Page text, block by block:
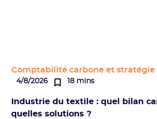
Comptabilité carbone et
4/8/2026 18 mins
Industrie du textile : quel bilan
quelles solutions ?